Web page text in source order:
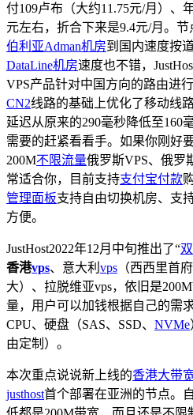
付109卢布（大约11.75元/月）、
元左右，折合下来是9.4元/月。
伯利亚Adman机房到国内速度按
DataLine机房速度也不错，
VPS产品针对中国方向的路由进
CN2线路的基础上优化了移动线
延迟从原来的290毫秒降低至160
需要的赶紧看看手。如果你刚好
200M不限流量俄罗斯VPS、俄罗
常适合你，目前支持支付宝付款
管理面板支持自由切换机房、支
方便。
JustHost2022年12月中旬推出了“
香港vps、意大利 vps （西西里首
大）、拉脱维亚vps，依旧是
量，用户可以加钱根据自己的需
CPU、硬盘（SAS、SSD、 NVMe
由定制）。
本次重点说说新上线的香港大带
justhost首个部署在亚洲的节点。